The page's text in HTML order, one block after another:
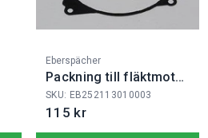
Fabrikat:
Eberspächer
Packning till fläktmotor
D4/+
SKU: EB252113010003
115 kr